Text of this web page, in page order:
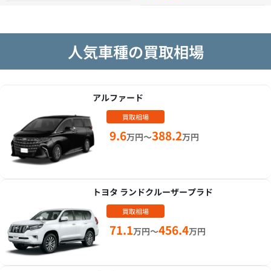
人気車種の買取相場
アルファード
買取相場
9.6万円～388.2万円
トヨタ ランドクルーザープラド
買取相場
71.1万円～456.4万円